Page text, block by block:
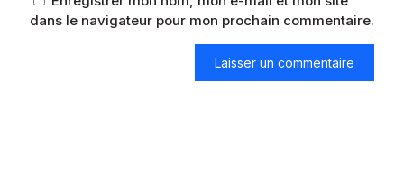
dans le navigateur pour mon prochain commentaire.